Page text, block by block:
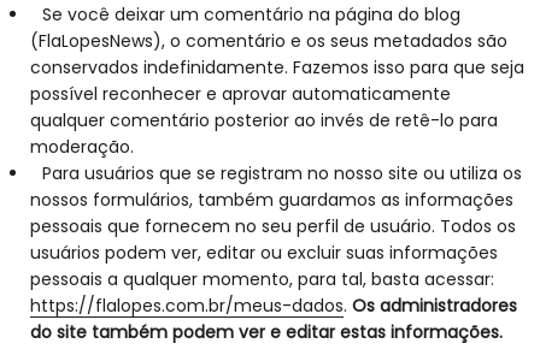
Se você deixar um comentário na página do blog
(FlaLopesNews), o comentário e os seus metadados são
conservados indefinidamente. Fazemos isso para que seja
possível reconhecer e aprovar automaticamente
qualquer comentário posterior ao invés de retê-lo para
moderação.
Para usuários que se registram no nosso site ou utiliza os
nossos formulários, também guardamos as informações
pessoais que fornecem no seu perfil de usuário. Todos os
usuários podem ver, editar ou excluir suas informações
pessoais a qualquer momento, para tal, basta acessar:
https://flalopes.com.br/meus-dados. Os administradores
do site também podem ver e editar estas informações.